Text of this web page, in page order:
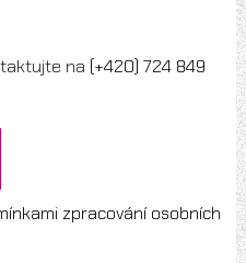
na (+420) 724 849
zpracování osobních